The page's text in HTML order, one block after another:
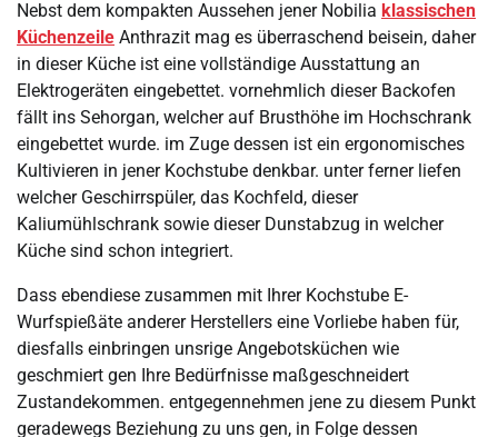
Nebst dem kompakten Aussehen jener Nobilia klassischen
Küchenzeile Anthrazit mag es überraschend beisein, daher
in dieser Küche ist eine vollständige Ausstattung an
Elektrogeräten eingebettet. vornehmlich dieser Backofen
fällt ins Sehorgan, welcher auf Brusthöhe im Hochschrank
eingebettet wurde. im Zuge dessen ist ein ergonomisches
Kultivieren in jener Kochstube denkbar. unter ferner liefen
welcher Geschirrspüler, das Kochfeld, dieser
Kaliumühlschrank sowie dieser Dunstabzug in welcher
Küche sind schon integriert.
Dass ebendiese zusammen mit Ihrer Kochstube E-
Wurfspießäte anderer Herstellers eine Vorliebe haben für,
diesfalls einbringen unsrige Angebotsküchen wie
geschmiert gen Ihre Bedürfnisse maßgeschneidert
Zustandekommen. entgegennehmen jene zu diesem Punkt
geradewegs Beziehung zu uns gen, in Folge dessen